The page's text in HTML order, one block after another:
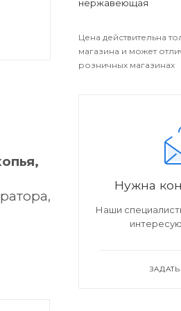
не
цель
нержавеющая
Цена действительна
магазина и может
розничных магазинах
Нужна
Наши